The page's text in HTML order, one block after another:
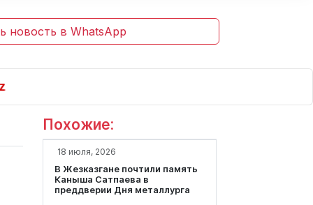
новость в WhatsApp
Похожие:
18 июля, 2026
В Жезказгане почтили память
Каныша Сатпаева в
преддверии Дня металлурга